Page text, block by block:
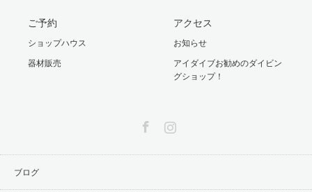
ご予約
ショップハウス
器材販売
アクセス
お知らせ
アイダイブお勧めのダイビン
グショップ！
ブログ